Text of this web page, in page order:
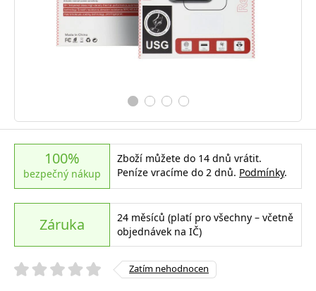
100%
bezpečný nákup
Zboží můžete do 14 dnů vrátit.
Peníze vracíme do 2 dnů. Podmínky.
Záruka
24 měsíců (platí pro všechny – včetně
objednávek na IČ)
Zatím nehodnocen